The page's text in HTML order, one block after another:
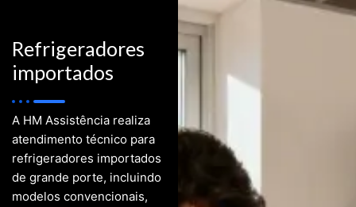
Refrigeradores
importados
A HM Assistência realiza
atendimento técnico para
refrigeradores importados
de grande porte, incluindo
modelos convencionais,